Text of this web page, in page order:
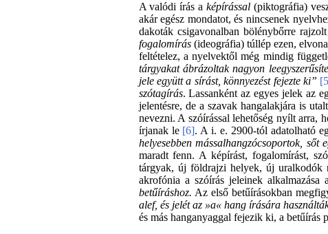
A valódi írás aképírással (piktográfia)
akár egész mondatot, és nincsenek
dakoták csigavonalban bölénybőrre
fogalomírás(ideográfia) túllép ezen,
feltételez, a nyelvektől még mindig
tárgyakat ábrázoltak nagyon
jele együtt a sírást, könnyezést fejezte ki”
szótagírás. Lassanként az egyes jelek az
jelentésre, de a szavak hangalakjára is
nevezni. A szóírással lehetőség nyílt arra,
írjanak le [6]. A i. e. 2900-tól adatolható
helyesebben mássalhangzócsoportok, sőt
maradt fenn. A képírást, fogalomírást,
tárgyak, új földrajzi helyek, új uralkodók
akrofónia a szóírás jeleinek
betűíráshoz. Az első betűírásokban
alef, és jelét az »a« hang írására
és más hanganyaggal fejezik ki, a